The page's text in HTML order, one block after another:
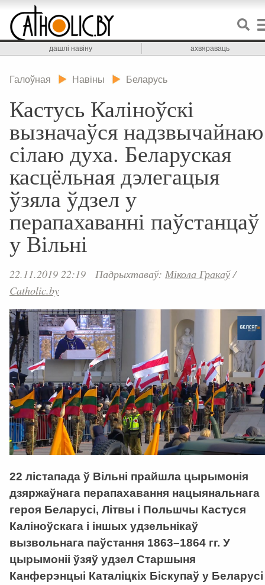
дашлі навіну ахвяраваць
Галоўная Навіны Беларусь
Кастусь Каліноўскі
вызначаўся надзвычайнаю
сілаю духа. Беларуская
касцёльная дэлегацыя
ўзяла ўдзел у
перапахаванні паўстанцаў
у Вільні
22.11.2019 22:19 Падрыхтаваў: Мікола Гракаў/
Catholic.by
22 лістапада ў Вільні прайшла цырымонія
дзяржаўнага перапахавання нацыянальнага
героя Беларусі, Літвы і Польшчы Кастуся
Каліноўскага і іншых удзельнікаў
вызвольнага паўстання 1863–1864 гг. У
цырымоніі ўзяў удзел Старшыня
Канферэнцыі Каталіцкіх Біскупаў у Беларусі